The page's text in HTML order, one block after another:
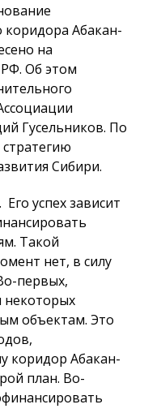
коридора Абакан-
на
Об этом
Гусельников. По
Сибири.
успех зависит
Такой
нет, в силу
первых,
некоторых
объектам. Это
коридор Абакан-
план. Во-